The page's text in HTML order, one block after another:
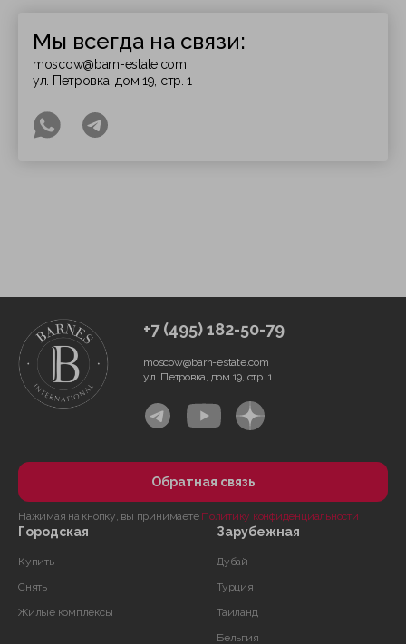
Мы всегда на связи:
moscow@barn-estate.com
ул. Петровка, дом 19, стр. 1
Городская
Купить
Снять
Жилые комплексы
Зарубежная
Дубай
Турция
Таиланд
Бельгия
+7 (495) 182-50-79
moscow@barn-estate.com
ул. Петровка, дом 19, стр. 1
Обратная связь
Нажимая на кнопку, вы принимаете Политику конфиденциальности